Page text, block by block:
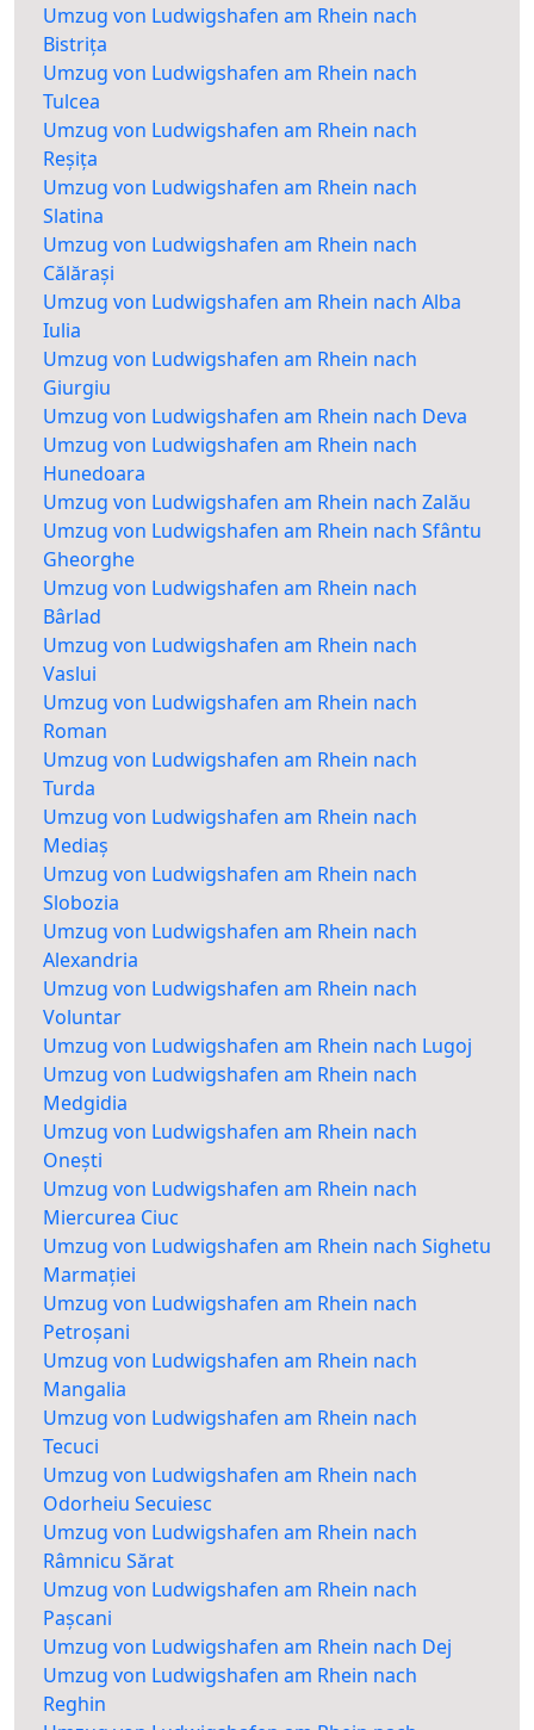
Umzug von Ludwigshafen am Rhein nach
Bistrița
Umzug von Ludwigshafen am Rhein nach
Tulcea
Umzug von Ludwigshafen am Rhein nach
Reșița
Umzug von Ludwigshafen am Rhein nach
Slatina
Umzug von Ludwigshafen am Rhein nach
Călărași
Umzug von Ludwigshafen am Rhein nach Alba
Iulia
Umzug von Ludwigshafen am Rhein nach
Giurgiu
Umzug von Ludwigshafen am Rhein nach Deva
Umzug von Ludwigshafen am Rhein nach
Hunedoara
Umzug von Ludwigshafen am Rhein nach Zalău
Umzug von Ludwigshafen am Rhein nach Sfântu
Gheorghe
Umzug von Ludwigshafen am Rhein nach
Bârlad
Umzug von Ludwigshafen am Rhein nach
Vaslui
Umzug von Ludwigshafen am Rhein nach
Roman
Umzug von Ludwigshafen am Rhein nach
Turda
Umzug von Ludwigshafen am Rhein nach
Mediaș
Umzug von Ludwigshafen am Rhein nach
Slobozia
Umzug von Ludwigshafen am Rhein nach
Alexandria
Umzug von Ludwigshafen am Rhein nach
Voluntar
Umzug von Ludwigshafen am Rhein nach Lugoj
Umzug von Ludwigshafen am Rhein nach
Medgidia
Umzug von Ludwigshafen am Rhein nach
Onești
Umzug von Ludwigshafen am Rhein nach
Miercurea Ciuc
Umzug von Ludwigshafen am Rhein nach Sighetu
Marmației
Umzug von Ludwigshafen am Rhein nach
Petroșani
Umzug von Ludwigshafen am Rhein nach
Mangalia
Umzug von Ludwigshafen am Rhein nach
Tecuci
Umzug von Ludwigshafen am Rhein nach
Odorheiu Secuiesc
Umzug von Ludwigshafen am Rhein nach
Râmnicu Sărat
Umzug von Ludwigshafen am Rhein nach
Pașcani
Umzug von Ludwigshafen am Rhein nach Dej
Umzug von Ludwigshafen am Rhein nach
Reghin